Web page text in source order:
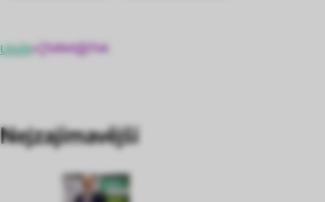
Uložit
Nejzajímavější